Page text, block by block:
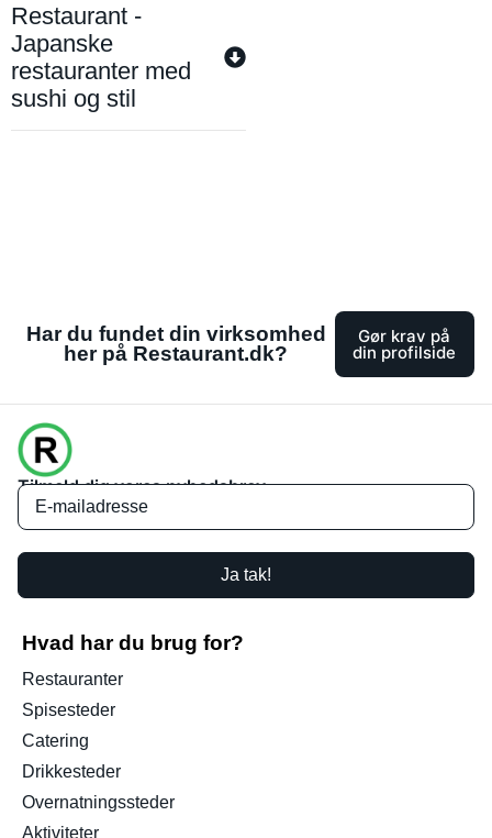
Restaurant -
Japanske
restauranter med
sushi og stil
Har du fundet din virksomhed
her på Restaurant.dk?
Gør krav på
din profilside
Tilmeld dig vores nyhedsbrev
Ja tak!
Hvad har du brug for?
Restauranter
Spisesteder
Catering
Drikkesteder
Overnatningssteder
Aktiviteter